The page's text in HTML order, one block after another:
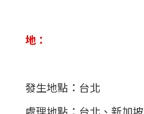
地：
發生地點：台北
處理地點：台北、新加坡